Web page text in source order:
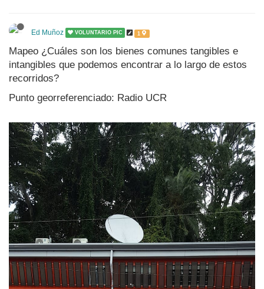
Ed Muñoz VOLUNTARIO PIC 1
Mapeo ¿Cuáles son los bienes comunes tangibles e
intangibles que podemos encontrar a lo largo de estos
recorridos?
Punto georreferenciado: Radio UCR